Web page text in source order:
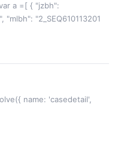
a =[ { "jzbh":
"mlbh": "2_SEQ610113201
name: 'casedetail',